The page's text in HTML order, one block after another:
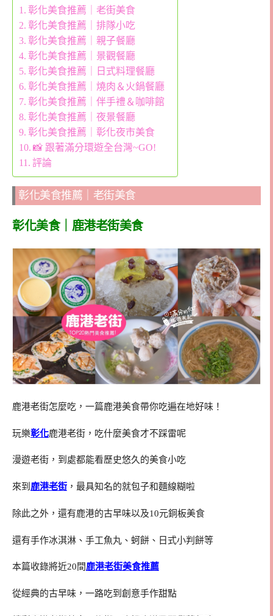
彰化美食推薦｜老街美食
彰化美食推薦｜排隊小吃
彰化美食推薦｜親子餐廳
彰化美食推薦｜景觀餐廳
彰化美食推薦｜日式料理餐廳
彰化美食推薦｜燒肉＆火鍋餐廳
彰化美食推薦｜伴手禮＆咖啡館
彰化美食推薦｜夜景餐廳
彰化美食推薦｜彰化夜市美食
📸 跟著滿分環遊全台灣~GO!
評論
彰化美食推薦｜老街美食
彰化美食｜鹿港老街美食
鹿港老街怎麼吃，一篇鹿港美食帶你吃遍在地好味！
玩樂彰化鹿港老街，吃什麼美食才不踩雷呢
漫遊老街，到處都能看歷史悠久的美食小吃
來到 鹿港老街 ，最具知名的就包子和麵線糊啦
除此之外，還有鹿港的古早味以及10元銅板美食
還有手作冰淇淋、手工魚丸、蚵餅、日式小判餅等
本篇收錄將近20間鹿港老街美食推薦
從經典的古早味，一路吃到創意手作甜點